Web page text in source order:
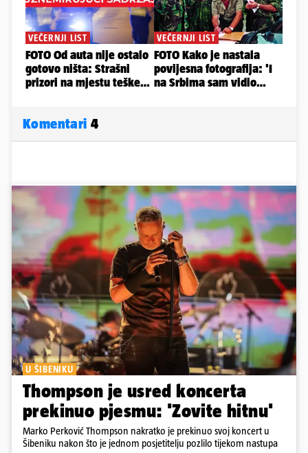
Komentari 4
U ŠIBENIKU
Thompson je usred koncerta
prekinuo pjesmu: 'Zovite hitnu'
Marko Perković Thompson nakratko je prekinuo svoj koncert u
Šibeniku nakon što je jednom posjetitelju pozlilo tijekom nastupa